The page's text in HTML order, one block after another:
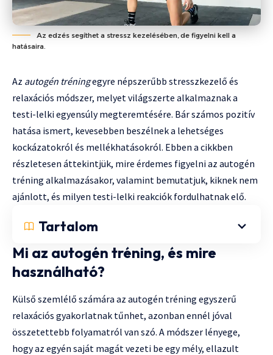
Az edzés segíthet a stressz kezelésében, de figyelni kell a
hatásaira.
Az autogén tréningegyre népszerűbb stresszkezelő és
relaxációs módszer, melyet világszerte alkalmaznak a
testi-lelki egyensúly megteremtésére. Bár számos pozitív
hatása ismert, kevesebben beszélnek a lehetséges
kockázatokról és mellékhatásokról. Ebben a cikkben
részletesen áttekintjük, mire érdemes figyelni az autogén
tréning alkalmazásakor, valamint bemutatjuk, kiknek nem
ajánlott, és milyen testi-lelki reakciók fordulhatnak elő.
Tartalom
Mi az autogén tréning, és mire
használható?
Külső szemlélő számára az autogén tréning egyszerű
relaxációs gyakorlatnak tűnhet, azonban ennél jóval
összetettebb folyamatról van szó. A módszer lényege,
hogy az egyén saját magát vezeti be egy mély, ellazult